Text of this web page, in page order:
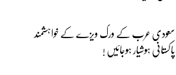
سعودی عرب کے ورک ویزے کے خواہشمند
پاکستانی ہوشیار ہوجائیں !